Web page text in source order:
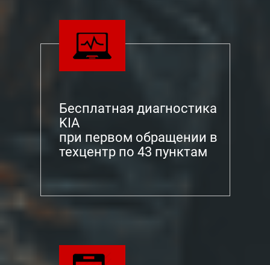
Бесплатная диагностика
KIA
при первом обращении в
техцентр по 43 пунктам